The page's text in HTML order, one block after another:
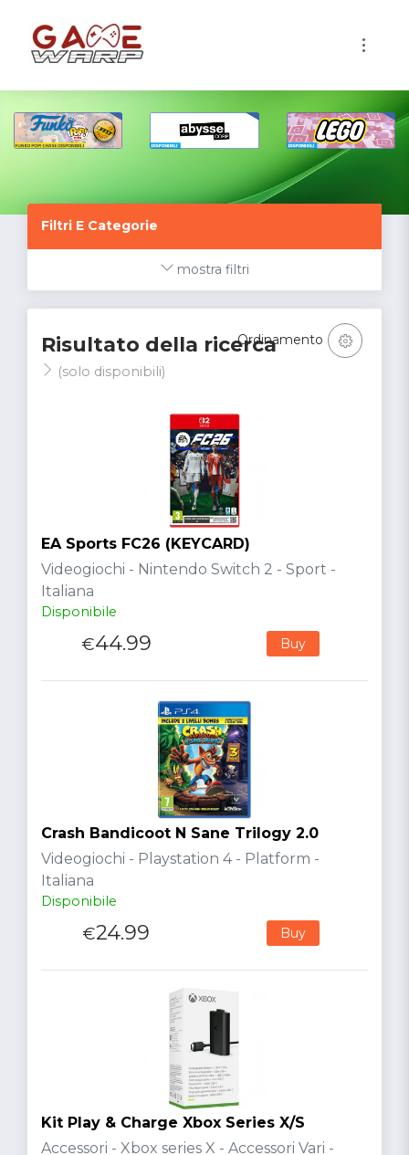
Filtri E Categorie
mostra filtri
Risultato della ricerca
(solo disponibili)
Ordinamento
EA Sports FC26 (KEYCARD)
Videogiochi - Nintendo Switch 2 - Sport -
Italiana
Disponibile
€44.99 Buy
Crash Bandicoot N Sane Trilogy 2.0
Videogiochi - Playstation 4 - Platform -
Italiana
Disponibile
€24.99 Buy
Kit Play & Charge Xbox Series X/S
Accessori - Xbox series X - Accessori Vari -